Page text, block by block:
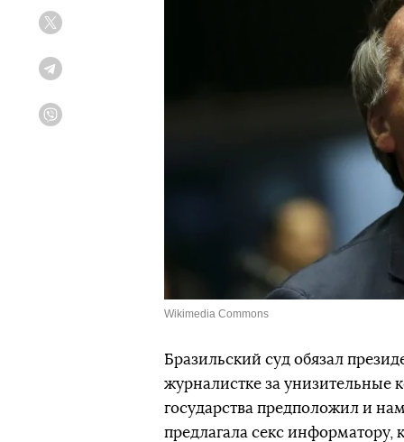
Wikimedia Commons
Бразильский суд обязал
журналистке за унизительные
государства предположил и
предлагала секс информатору,